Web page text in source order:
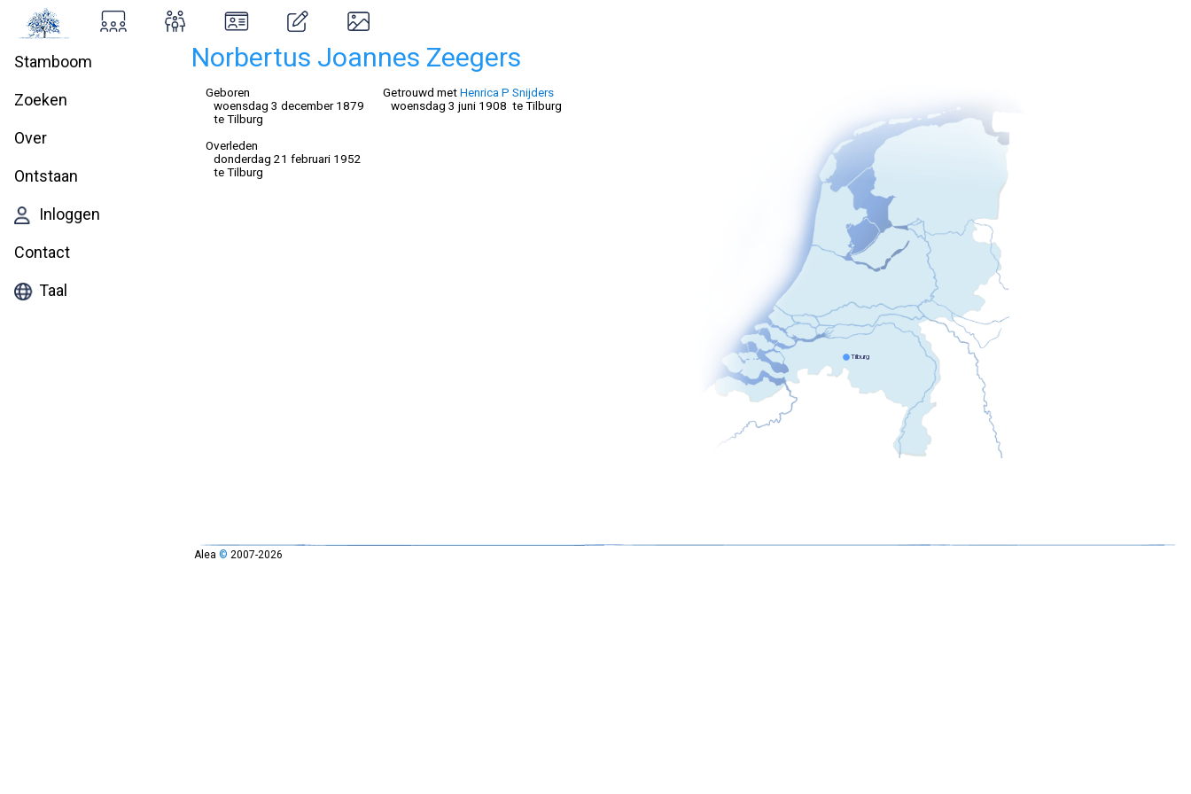
Stamboom
Zoeken
Over
Ontstaan
Inloggen
Contact
Taal
Norbertus Joannes Zeegers
Geboren
woensdag 3 december 1879
te Tilburg
Overleden
donderdag 21 februari 1952
te Tilburg
Getrouwd metHenrica P Snijders
woensdag 3 juni 1908 te Tilburg
Alea © 2007-2026